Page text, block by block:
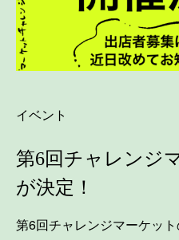
イベント
第6回チャレンジ
が決定！
第6回チャレンジマーケッ